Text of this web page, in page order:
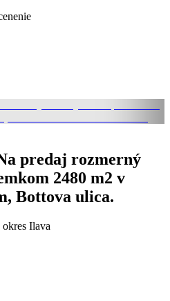
predaj rozmerný
2480 m2 v
Bottova ulica.
Ilava